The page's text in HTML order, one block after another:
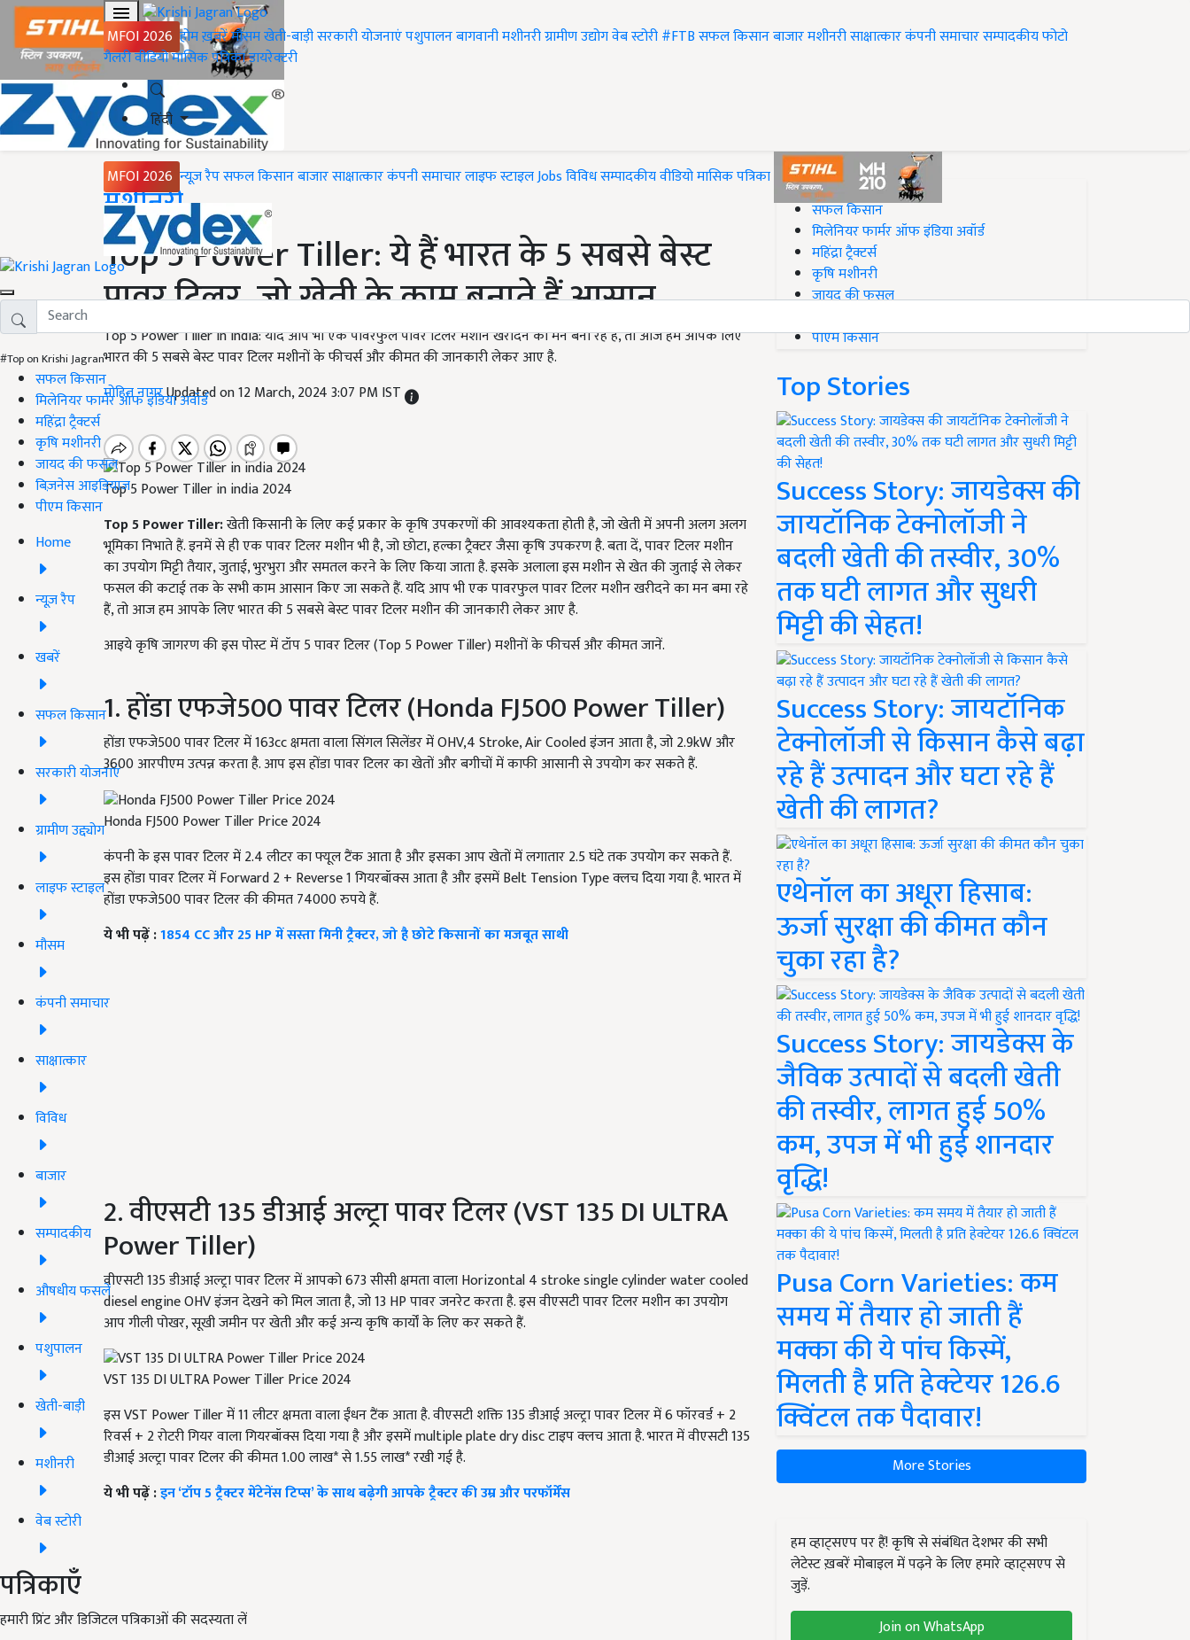
MFOI 2026 होमख़बरेंमौसमखेती-बाड़ीसरकारी योजनाएंपशुपालनबागवानीमशीनरीग्रामीण उद्योगवेब स्टोरी#FTBसफल किसानबाजारमशीनरीसाक्षात्कारकंपनी समाचारसम्पादकीयफोटो
गैलरीवीडियोमासिक पत्रिकाडायरेक्टरी
हिंदी
MFOI 2026 न्यूज़ रैपसफल किसानबाजारसाक्षात्कारकंपनी समाचारलाइफ स्टाइलJobsविविधसम्पादकीयवीडियोमासिक पत्रिका
#Top on Krishi Jagran
सफल किसान
मिलेनियर फार्मर ऑफ इंडिया अवॉर्ड
महिंद्रा ट्रैक्टर्स
कृषि मशीनरी
जायद की फसल
बिज़नेस आइडियाज
पीएम किसान
Home
न्यूज़ रैप
खबरें
सफल किसान
सरकारी योजनाएं
ग्रामीण उद्द्योग
लाइफ स्टाइल
मौसम
कंपनी समाचार
साक्षात्कार
विविध
बाजार
सम्पादकीय
औषधीय फसलें
पशुपालन
खेती-बाड़ी
मशीनरी
वेब स्टोरी
पत्रिकाएँ
हमारी प्रिंट और डिजिटल पत्रिकाओं की सदस्यता लें
Home
मशीनरी
Top 5 Power Tiller: ये हैं भारत के 5 सबसे बेस्ट
पावर टिलर, जो खेती के काम बनाते हैं आसान
Top 5 Power Tiller In India: यदि आप भी एक पावरफुल पावर टिलर मशीन खरीदने का मन बना रहे हैं, तो आज हम आपके लिए
भारत की 5 सबसे बेस्ट पावर टिलर मशीनों के फीचर्स और कीमत की जानकारी लेकर आए है.
मोहित नागरUpdated on 12 March, 2024 3:07 PM IST
Top 5 Power Tiller in india 2024
Top 5 Power Tiller:खेती किसानी के लिए कई प्रकार के कृषि उपकरणों की आवश्यकता होती है, जो खेती में अपनी अलग अलग
भूमिका निभाते हैं. इनमें से ही एक पावर टिलर मशीन भी है, जो छोटा, हल्का ट्रैक्टर जैसा कृषि उपकरण है. बता दें, पावर टिलर मशीन
का उपयोग मिट्टी तैयार, जुताई, भुरभुरा और समतल करने के लिए किया जाता है. इसके अलाला इस मशीन से खेत की जुताई से लेकर
फसल की कटाई तक के सभी काम आसान किए जा सकते हैं. यदि आप भी एक पावरफुल पावर टिलर मशीन खरीदने का मन बमा रहे
हैं, तो आज हम आपके लिए भारत की 5 सबसे बेस्ट पावर टिलर मशीन की जानकारी लेकर आए है.
आइये कृषि जागरण की इस पोस्ट में टॉप 5 पावर टिलर (Top 5 Power Tiller) मशीनों के फीचर्स और कीमत जानें.
1. होंडा एफजे500 पावर टिलर (Honda FJ500 Power Tiller)
होंडा एफजे500 पावर टिलर में 163cc क्षमता वाला सिंगल सिलेंडर में OHV,4 Stroke, Air Cooled इंजन आता है, जो 2.9kW और
3600 आरपीएम उत्पन्न करता है. आप इस होंडा पावर टिलर का खेतों और बगीचों में काफी आसानी से उपयोग कर सकते हैं.
Honda FJ500 Power Tiller Price 2024
कंपनी के इस पावर टिलर में 2.4 लीटर का फ्यूल टैंक आता है और इसका आप खेतों में लगातार 2.5 घंटे तक उपयोग कर सकते हैं.
इस होंडा पावर टिलर में Forward 2 + Reverse 1 गियरबॉक्स आता है और इसमें Belt Tension Type क्लच दिया गया है. भारत में
होंडा एफजे500 पावर टिलर की कीमत 74000 रुपये हैं.
ये भी पढ़ें :1854 CC और 25 HP में सस्ता मिनी ट्रैक्टर, जो है छोटे किसानों का मजबूत साथी
2. वीएसटी 135 डीआई अल्ट्रा पावर टिलर (VST 135 DI ULTRA
Power Tiller)
वीएसटी 135 डीआई अल्ट्रा पावर टिलर में आपको 673 सीसी क्षमता वाला Horizontal 4 stroke single cylinder water cooled
diesel engine OHV इंजन देखने को मिल जाता है, जो 13 HP पावर जनरेट करता है. इस वीएसटी पावर टिलर मशीन का उपयोग
आप गीली पोखर, सूखी जमीन पर खेती और कई अन्य कृषि कार्यों के लिए कर सकते हैं.
VST 135 DI ULTRA Power Tiller Price 2024
इस VST Power Tiller में 11 लीटर क्षमता वाला ईंधन टैंक आता है. वीएसटी शक्ति 135 डीआई अल्ट्रा पावर टिलर में 6 फॉरवर्ड + 2
रिवर्स + 2 रोटरी गियर वाला गियरबॉक्स दिया गया है और इसमें multiple plate dry disc टाइप क्लच आता है. भारत में वीएसटी 135
डीआई अल्ट्रा पावर टिलर की कीमत 1.00 लाख* से 1.55 लाख* रखी गई है.
ये भी पढ़ें :इन ‘टॉप 5 ट्रैक्टर मेंटेनेंस टिप्स’ के साथ बढ़ेगी आपके ट्रैक्टर की उम्र और परफॉर्मेंस
#Top on Krishi Jagran
सफल किसान
मिलेनियर फार्मर ऑफ इंडिया अवॉर्ड
महिंद्रा ट्रैक्टर्स
कृषि मशीनरी
जायद की फसल
पीएम किसान
Top Stories
Success Story: जायडेक्स की
जायटॉनिक टेक्नोलॉजी ने
बदली खेती की तस्वीर, 30%
तक घटी लागत और सुधरी
मिट्टी की सेहत!
Success Story: जायटॉनिक
टेक्नोलॉजी से किसान कैसे बढ़ा
रहे हैं उत्पादन और घटा रहे हैं
खेती की लागत?
एथेनॉल का अधूरा हिसाब:
ऊर्जा सुरक्षा की कीमत कौन
चुका रहा है?
Success Story: जायडेक्स के
जैविक उत्पादों से बदली खेती
की तस्वीर, लागत हुई 50%
कम, उपज में भी हुई शानदार
वृद्धि!
Pusa Corn Varieties: कम
समय में तैयार हो जाती हैं
मक्का की ये पांच किस्में,
मिलती है प्रति हेक्टेयर 126.6
क्विंटल तक पैदावार!
More Stories
हम व्हाट्सएप पर हैं! कृषि से संबंधित देशभर की सभी
लेटेस्ट ख़बरें मोबाइल में पढ़ने के लिए हमारे व्हाट्सएप से
जुड़ें.
Join on WhatsApp